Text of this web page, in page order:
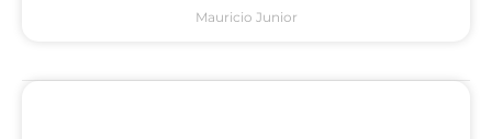
Mauricio Junior